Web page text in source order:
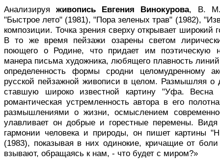
Анализируяживопись Евгения Вино­курова, В. М.
"Быстрое лето" (1981), "Пора зеленых трав" (1982),
композиции. Точка зрения сверху открывает широкий
В то же время пейзажи озарены светом
поющего о Родине, что придает им поэтическую
манера письма художника, любящего плавность
определенность формы сродни целомудренному
русской пейзажной жи­вописи в целом. Размышляя о
ставшую широко из­вестной картину "Уфа. Весна
романтическая устрем­ленность автора в его
размышлениями о жиз­ни, осмыслением
улавливает он добрые и горестные перемены.
гармонии человека и при­роды, он пишет картины
(1983), показывая в них одинокие, кричащие от
взывают, обращаясь к нам, - что будет с миром?»